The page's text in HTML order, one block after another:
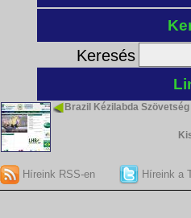
Keresés
Brazil Kézilabda Szövetség
Híreink RSS-en Híreink a